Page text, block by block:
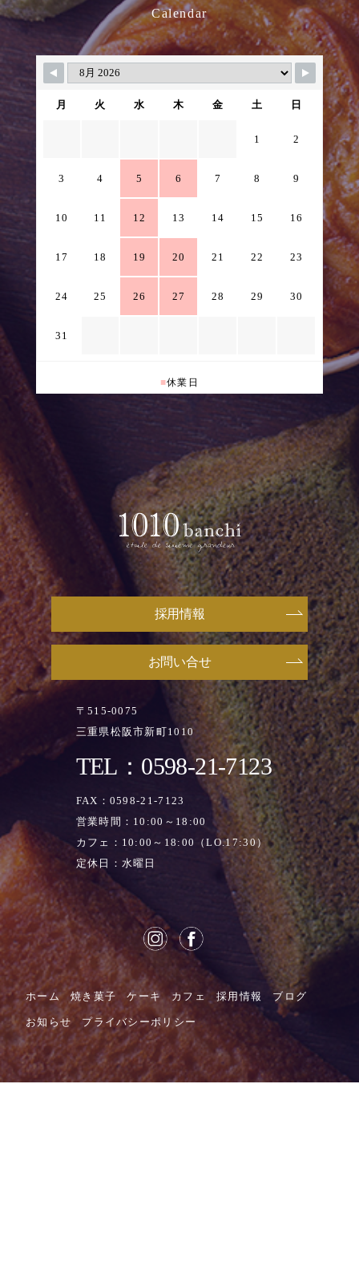
Calendar
月 火 水 木 金 土 日
1 2
3 4 5 6 7 8 9
10 11 12 13 14 15 16
17 18 19 20 21 22 23
24 25 26 27 28 29 30
31
■休業日
〒515-0075
三重県松阪市新町1010
TEL：0598-21-7123
FAX：0598-21-7123
営業時間：10:00～18:00
カフェ：10:00～18:00（LO.17:30）
定休日：水曜日
お問い合せ
採用情報
ホーム 焼き菓子 ケーキ カフェ 採用情報 ブログ
お知らせ プライバシーポリシー